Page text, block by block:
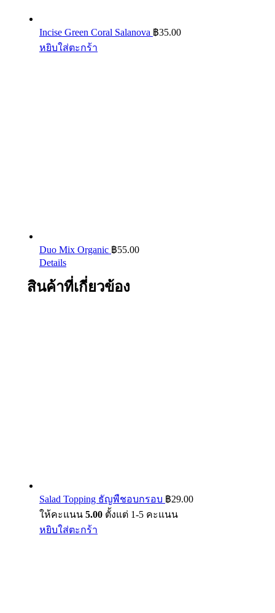
Incise Green Coral Salanova ฿35.00
หยิบใส่ตะกร้า
Duo Mix Organic ฿55.00
Details
สินค้าที่เกี่ยวข้อง
Salad Topping ธัญพืชอบกรอบ ฿29.00
ให้คะแนน 5.00 ตั้งแต่ 1-5 คะแนน
หยิบใส่ตะกร้า